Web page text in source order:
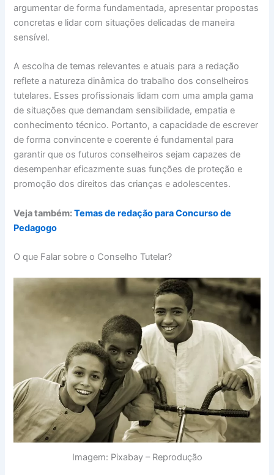
argumentar de forma fundamentada, apresentar propostas
concretas e lidar com situações delicadas de maneira
sensível.
A escolha de temas relevantes e atuais para a redação
reflete a natureza dinâmica do trabalho dos conselheiros
tutelares. Esses profissionais lidam com uma ampla gama
de situações que demandam sensibilidade, empatia e
conhecimento técnico. Portanto, a capacidade de escrever
de forma convincente e coerente é fundamental para
garantir que os futuros conselheiros sejam capazes de
desempenhar eficazmente suas funções de proteção e
promoção dos direitos das crianças e adolescentes.
Veja também:Temas de redação para Concurso de
Pedagogo
O que Falar sobre o Conselho Tutelar?
Imagem: Pixabay – Reprodução